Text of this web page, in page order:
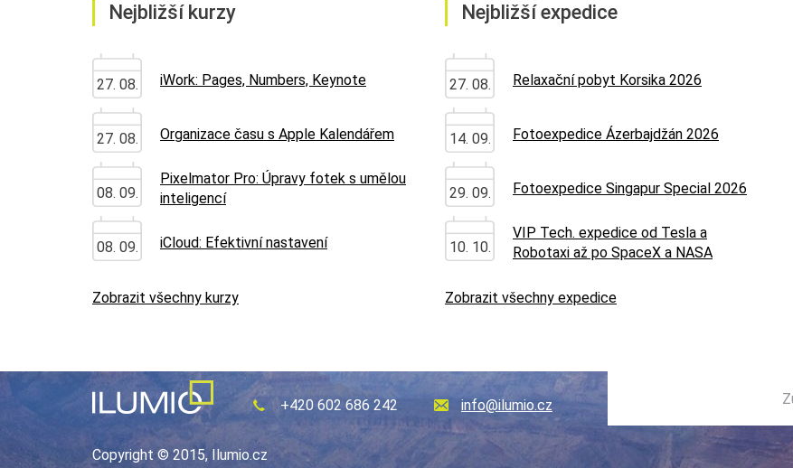
Nejbližší kurzy
27. 08. iWork: Pages, Numbers, Keynote
27. 08. Organizace času s Apple Kalendářem
08. 09.
Pixelmator Pro: Úpravy fotek s umělou
inteligencí
08. 09. iCloud: Efektivní nastavení
Zobrazit všechny kurzy
Nejbližší expedice
27. 08. Relaxační pobyt Korsika 2026
14. 09. Fotoexpedice Ázerbajdžán 2026
29. 09. Fotoexpedice Singapur Special 2026
10. 10.
VIP Tech. expedice od Tesla a
Robotaxi až po SpaceX a NASA
Zobrazit všechny expedice
+420 602 686 242 info@ilumio.cz
Copyright © 2015, Ilumio.cz